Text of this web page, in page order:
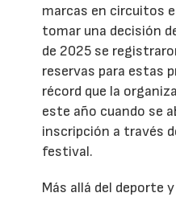
marcas en circuitos
tomar una decisión
de 2025 se
reservas para estas
récord que la
este año cuando se
inscripción a través
festival.
Más allá del deporte